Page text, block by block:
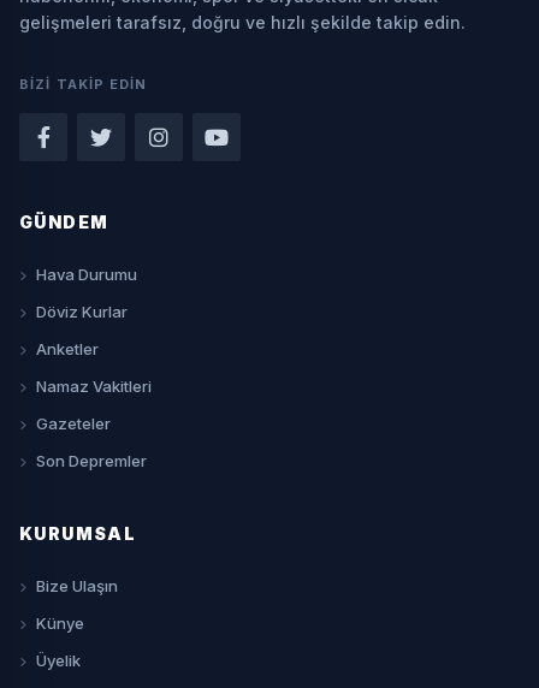
gelişmeleri tarafsız, doğru ve hızlı şekilde takip edin.
BIZI TAKIP EDIN
GÜNDEM
Hava Durumu
Döviz Kurlar
Anketler
Namaz Vakitleri
Gazeteler
Son Depremler
KURUMSAL
Bize Ulaşın
Künye
Üyelik